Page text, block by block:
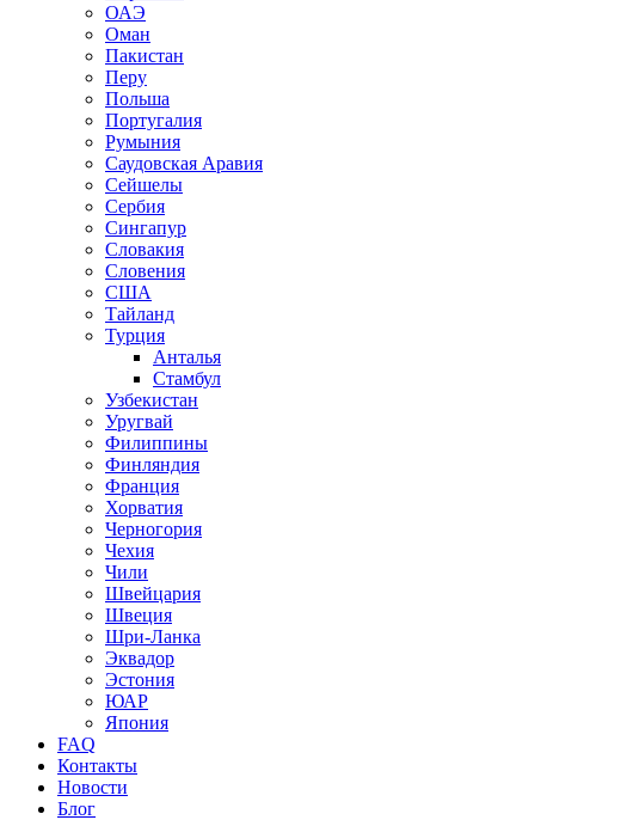
ОАЭ
Оман
Пакистан
Перу
Польша
Португалия
Румыния
Саудовская Аравия
Сейшелы
Сербия
Сингапур
Словакия
Словения
США
Тайланд
Турция
Анталья
Стамбул
Узбекистан
Уругвай
Филиппины
Финляндия
Франция
Хорватия
Черногория
Чехия
Чили
Швейцария
Швеция
Шри-Ланка
Эквадор
Эстония
ЮАР
Япония
FAQ
Контакты
Новости
Блог